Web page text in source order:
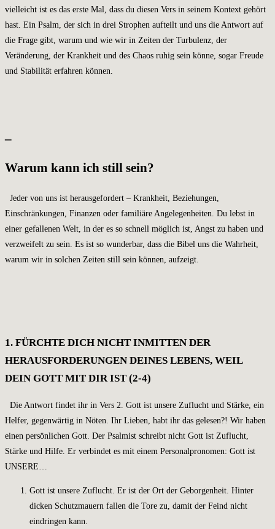
vielleicht ist es das erste Mal, dass du diesen Vers in seinem Kontext gehört
hast. Ein Psalm, der sich in drei Strophen aufteilt und uns die Antwort auf
die Frage gibt, warum und wie wir in Zeiten der Turbulenz, der
Veränderung, der Krankheit und des Chaos ruhig sein könne, sogar Freude
und Stabilität erfahren können.
Warum kann ich still sein?
Jeder von uns ist herausgefordert – Krankheit, Beziehungen,
Einschränkungen, Finanzen oder familiäre Angelegenheiten. Du lebst in
einer gefallenen Welt, in der es so schnell möglich ist, Angst zu haben und
verzweifelt zu sein. Es ist so wunderbar, dass die Bibel uns die Wahrheit,
warum wir in solchen Zeiten still sein können, aufzeigt.
1. FÜRCHTE DICH NICHT INMITTEN DER
HERAUSFORDERUNGEN DEINES LEBENS, WEIL
DEIN GOTT MIT DIR IST (2-4)
Die Antwort findet ihr in Vers 2. Gott ist unsere Zuflucht und Stärke, ein
Helfer, gegenwärtig in Nöten. Ihr Lieben, habt ihr das gelesen?! Wir haben
einen persönlichen Gott. Der Psalmist schreibt nicht Gott ist Zuflucht,
Stärke und Hilfe. Er verbindet es mit einem Personalpronomen: Gott ist
UNSERE…
Gott ist unsere Zuflucht. Er ist der Ort der Geborgenheit. Hinter
dicken Schutzmauern fallen die Tore zu, damit der Feind nicht
eindringen kann.